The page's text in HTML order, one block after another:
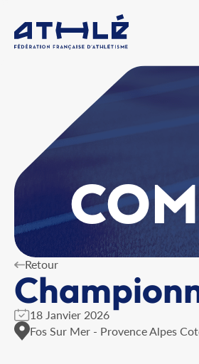
Retour
18 Janvier 2026
Fos Sur Mer - Provence Alpes